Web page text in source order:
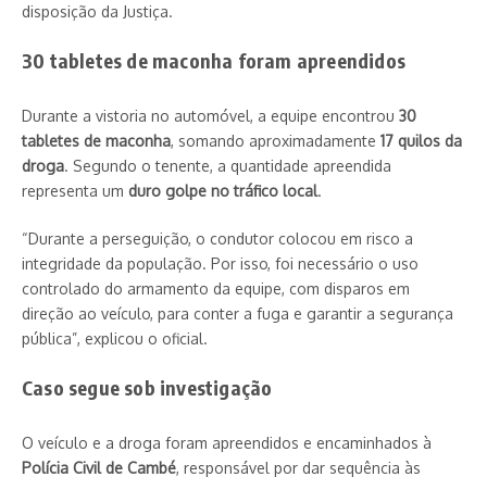
disposição da Justiça.
30 tabletes de maconha foram apreendidos
Durante a vistoria no automóvel, a equipe encontrou 30
tabletes de maconha, somando aproximadamente 17 quilos da
droga. Segundo o tenente, a quantidade apreendida
representa um duro golpe no tráfico local.
“Durante a perseguição, o condutor colocou em risco a
integridade da população. Por isso, foi necessário o uso
controlado do armamento da equipe, com disparos em
direção ao veículo, para conter a fuga e garantir a segurança
pública”, explicou o oficial.
Caso segue sob investigação
O veículo e a droga foram apreendidos e encaminhados à
Polícia Civil de Cambé, responsável por dar sequência às